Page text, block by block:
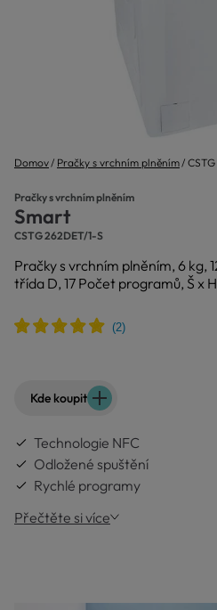
Domov Pračky s vrchním plněním
Pračky s vrchním plněním
Smart
CSTG 262DET/1-S
Pračky s vrchním plněním, 6 kg,
třída D, 17 Počet programů, Š x
Kde koupit
Technologie NFC
Odložené spuštění
Rychlé programy
Přečtěte si více